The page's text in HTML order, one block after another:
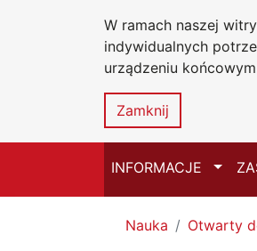
W ramach naszej
indywidualnych
urządzeniu
Zamknij
Przejdź do
Przejdź do
Przejdź do
Przejdź do
INFORMACJE
Tutaj jesteś
Nauka Otwarty